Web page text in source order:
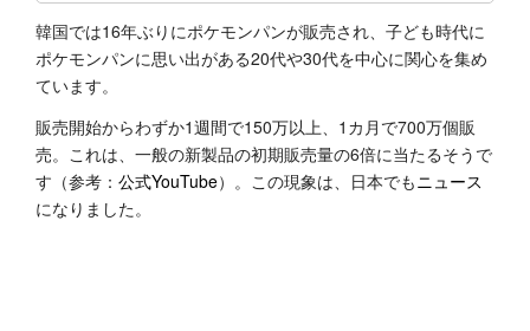
韓国では16年ぶりにポケモンパンが販売され、子ども時代に
ポケモンパンに思い出がある20代や30代を中心に関心を集め
ています。
販売開始からわずか1週間で150万以上、1カ月で700万個販
売。これは、一般の新製品の初期販売量の6倍に当たるそうで
す（参考： 公式YouTube）。この現象は、日本でもニュース
になりました。